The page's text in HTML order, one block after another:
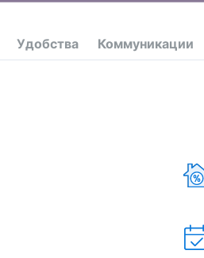
Удобства Коммуникации